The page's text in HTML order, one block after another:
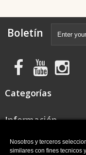
Boletín
Categorías
Información
Nosotros y terceros
similares con fines tecnicos